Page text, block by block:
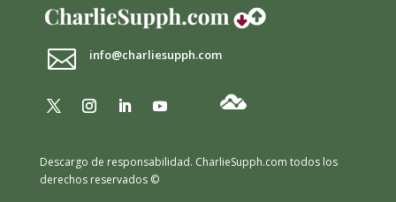
 info@charliesupph.com
Descargo de responsabilidad. CharlieSupph.com todos los
derechos reservados ©